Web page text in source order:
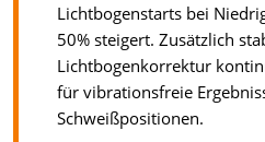
Lichtbogenstarts bei
50% steigert. Zusätzlich
Lichtbogenkorrektur
für vibrationsfreie
Schweißpositionen.